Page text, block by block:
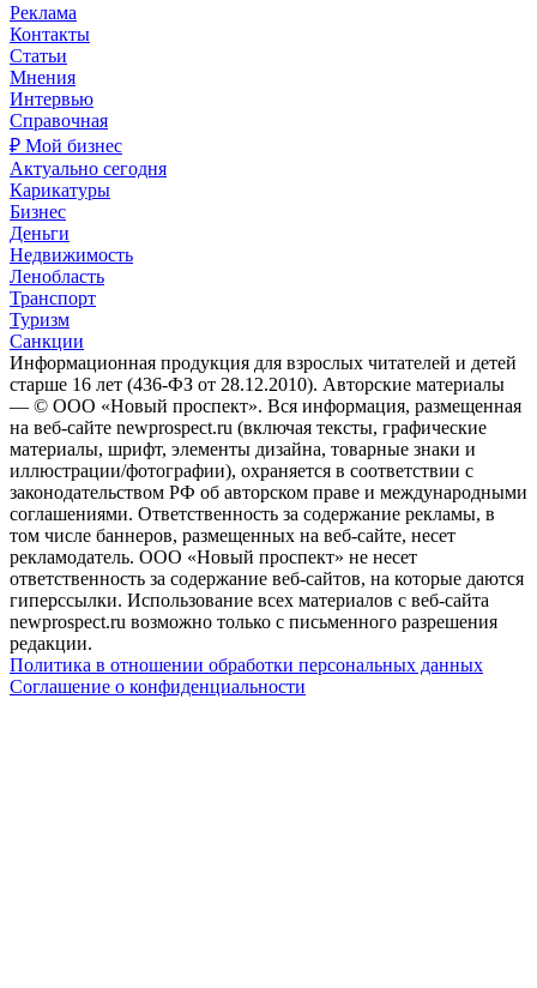
Реклама
Контакты
Статьи
Мнения
Интервью
Справочная
₽ Мой бизнес
Актуально сегодня
Карикатуры
Бизнес
Деньги
Недвижимость
Ленобласть
Транспорт
Туризм
Санкции
Информационная продукция для взрослых читателей и детей
старше 16 лет (436-ФЗ от 28.12.2010). Авторские материалы
— © ООО «Новый проспект». Вся информация, размещенная
на веб-сайте newprospect.ru (включая тексты, графические
материалы, шрифт, элементы дизайна, товарные знаки и
иллюстрации/фотографии), охраняется в соответствии с
законодательством РФ об авторском праве и международными
соглашениями. Ответственность за содержание рекламы, в
том числе баннеров, размещенных на веб-сайте, несет
рекламодатель. ООО «Новый проспект» не несет
ответственность за содержание веб-сайтов, на которые даются
гиперссылки. Использование всех материалов с веб-сайта
newprospect.ru возможно только с письменного разрешения
редакции.
Политика в отношении обработки персональных данных
Соглашение о конфиденциальности